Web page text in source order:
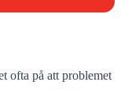
ofta på att problemet